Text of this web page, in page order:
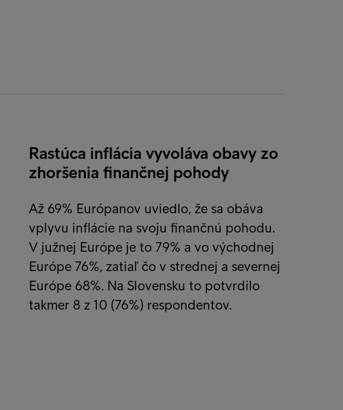
Rastúca inflácia vyvoláva obavy zo
zhoršenia finančnej pohody
Až 69% Európanov uviedlo, že sa obáva
vplyvu inflácie na svoju finančnú pohodu.
V južnej Európe je to 79% a vo východnej
Európe 76%, zatiaľ čo v strednej a severnej
Európe 68%. Na Slovensku to potvrdilo
takmer 8 z 10 (76%) respondentov.